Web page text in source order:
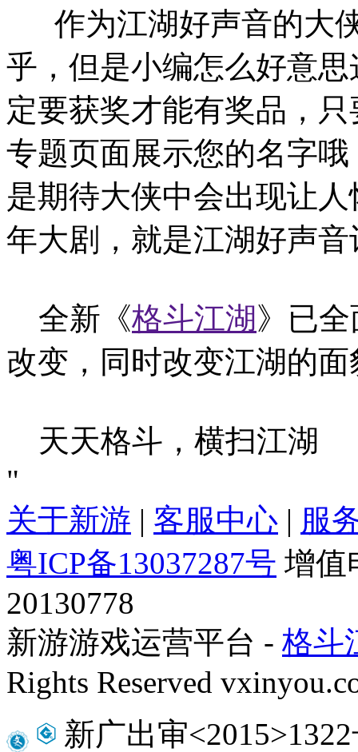
作为江湖好声音的大
乎，但是小编怎么好意
定要获奖才能有奖品，
专题页面展示您的名字
是期待大侠中会出现让
年大剧，就是江湖好声
全新《格斗江湖》已
改变，同时改变江湖的
天天格斗，横扫江湖
"
关于新游 | 客服中心 | 服
粤ICP备13037287号 增值
20130778
新游游戏运营平台 - 格斗
Rights Reserved
新广出审